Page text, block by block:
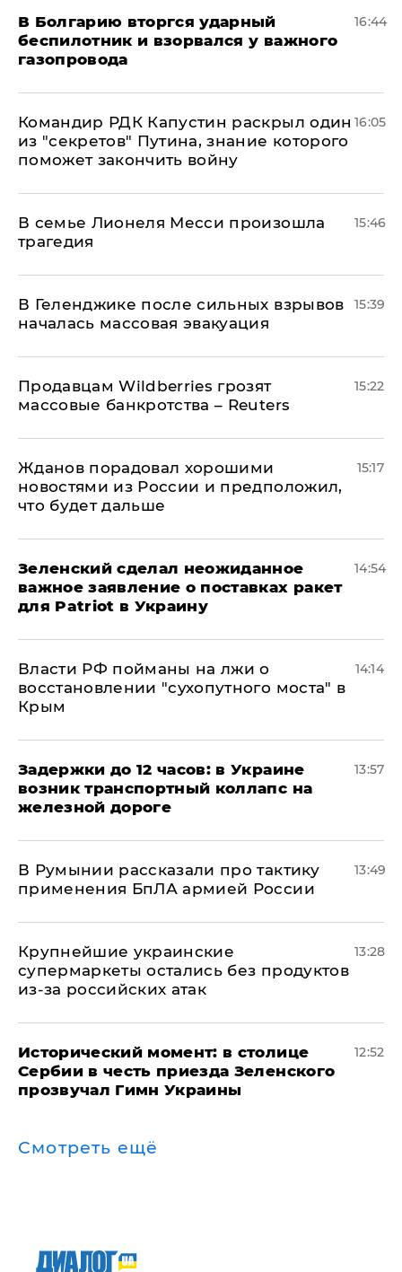
В Болгарию вторгся ударный
беспилотник и взорвался у важного
газопровода
16:44
Командир РДК Капустин раскрыл один
из "секретов" Путина, знание которого
поможет закончить войну
16:05
В семье Лионеля Месси произошла
трагедия
15:46
В Геленджике после сильных взрывов
началась массовая эвакуация
15:39
Продавцам Wildberries грозят
массовые банкротства – Reuters
15:22
Жданов порадовал хорошими
новостями из России и предположил,
что будет дальше
15:17
Зеленский сделал неожиданное
важное заявление о поставках ракет
для Patriot в Украину
14:54
Власти РФ пойманы на лжи о
восстановлении "сухопутного моста" в
Крым
14:14
Задержки до 12 часов: в Украине
возник транспортный коллапс на
железной дороге
13:57
В Румынии рассказали про тактику
применения БпЛА армией России
13:49
Крупнейшие украинские
супермаркеты остались без продуктов
из-за российских атак
13:28
Исторический момент: в столице
Сербии в честь приезда Зеленского
прозвучал Гимн Украины
12:52
Смотреть ещё